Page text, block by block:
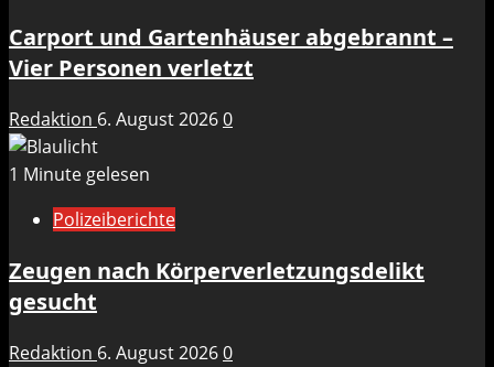
Carport und Gartenhäuser abgebrannt –
Vier Personen verletzt
Redaktion 6. August 20260
1 Minute gelesen
Polizeiberichte
Zeugen nach Körperverletzungsdelikt
gesucht
Redaktion 6. August 20260